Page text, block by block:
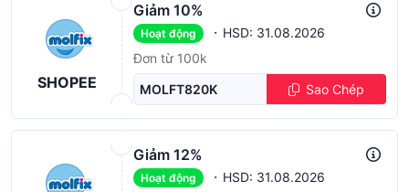
SHOPEE
Giảm 10%
Hoạt động · HSD: 31.08.2026
Đơn từ 100k
MOLFT820K
Sao Chép
Giảm 12%
Hoạt động · HSD: 31.08.2026